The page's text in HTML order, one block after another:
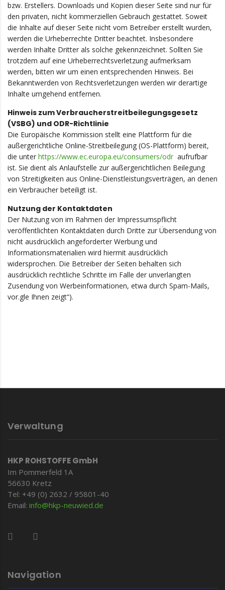
bzw. Erstellers. Downloads und Kopien dieser Seite sind nur für
den privaten, nicht kommerziellen Gebrauch gestattet. Soweit
die Inhalte auf dieser Seite nicht vom Betreiber erstellt wurden,
werden die Urheberrechte Dritter beachtet. Insbesondere
werden Inhalte Dritter als solche gekennzeichnet. Sollten Sie
trotzdem auf eine Urheberrechtsverletzung aufmerksam
werden, bitten wir um einen entsprechenden Hinweis. Bei
Bekanntwerden von Rechtsverletzungen werden wir derartige
Inhalte umgehend entfernen.
Hinweis zum Verbraucherstreitbeilegungsgesetz
(VSBG) und ODR-Richtlinie
Die Europäische Kommission stellt eine Plattform für die
außergerichtliche Online-Streitbeilegung (OS-Plattform) bereit,
die unter https://www.ec.europa.eu/consumers/odr aufrufbar
ist. Sie dient als Anlaufstelle zur außergerichtlichen Beilegung
von Streitigkeiten aus Online-Dienstleistungsverträgen, an denen
ein Verbraucher beteiligt ist.
Nutzung der Kontaktdaten
Der Nutzung von im Rahmen der Impressumspflicht
veröffentlichten Kontaktdaten durch Dritte zur Übersendung von
nicht ausdrücklich angeforderter Werbung und
Informationsmaterialien wird hiermit ausdrücklich
widersprochen. Die Betreiber der Seiten behalten sich
ausdrücklich rechtliche Schritte im Falle der unverlangten
Zusendung von Werbeinformationen, etwa durch Spam-Mails,
vor.gle Ihnen zeigt“).
Verwaltung
HKP ROHSTOFFE GmbH
Im Pommerfeld 1A
56630 Kretz
Tel: +49 (0) 2632 / 95801-40
Email: info@hkp-neuwied.de
Navigation